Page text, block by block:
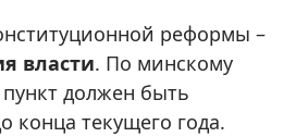
реформы –
власти. По минскому
должен быть
конца текущего года.